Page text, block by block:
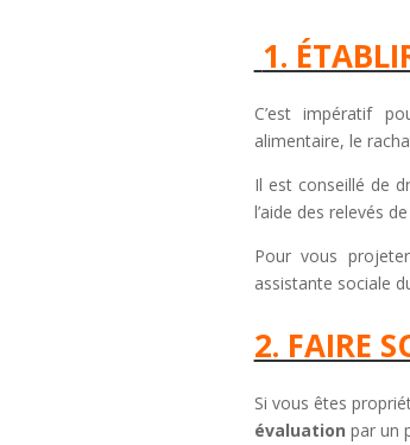
1.
C’est impératif
alimentaire, le
Il est conseillé de
l’aide des relevés
Pour vous
assistante sociale
2. FAIRE
Si vous êtes
évaluation par un